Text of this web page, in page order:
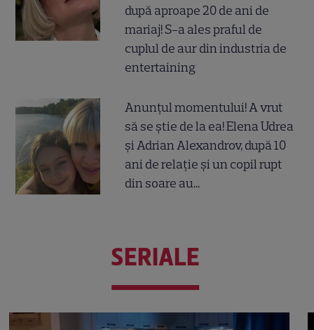
după aproape 20 de ani de
mariaj! S-a ales praful de
cuplul de aur din industria de
entertaining
Anunțul momentului! A vrut
să se știe de la ea! Elena Udrea
și Adrian Alexandrov, după 10
ani de relație și un copil rupt
din soare au...
SERIALE